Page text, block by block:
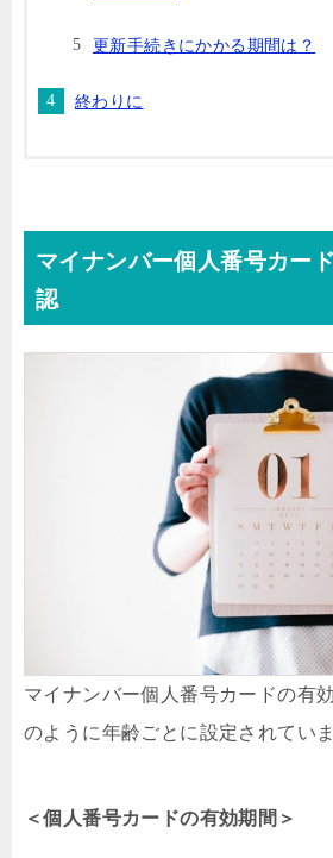
更新手続きにかかる期間は？
終わりに
マイナンバー個人番号カー
認
マイナンバー個人番号カードの有
のように年齢ごとに設定されていま
＜個人番号カードの有効期間＞